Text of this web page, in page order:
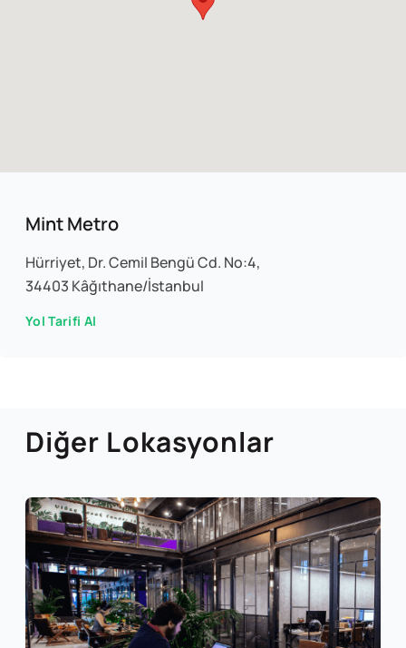
Mint Metro
Hürriyet, Dr. Cemil Bengü Cd. No:4,
34403 Kâğıthane/İstanbul
Yol Tarifi Al
Diğer Lokasyonlar